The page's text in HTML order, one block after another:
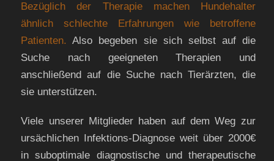
Bezüglich der Therapie machen Hundehalter
ähnlich schlechte Erfahrungen wie betroffene
Patienten.Also begeben sie sich selbst auf die
Suche nach geeigneten Therapien und
anschließend auf die Suche nach Tierärzten, die
sie unterstützen.
Viele unserer Mitglieder haben auf dem Weg zur
ursächlichen Infektions-Diagnose weit über 2000€
in suboptimale diagnostische und therapeutische